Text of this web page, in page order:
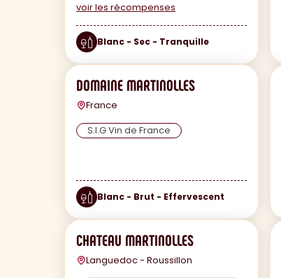
voir les récompenses
Blanc - Sec - Tranquille
DOMAINE MARTINOLLES
France
S.I.G Vin de France
Blanc - Brut - Effervescent
CHATEAU MARTINOLLES
Languedoc - Roussillon